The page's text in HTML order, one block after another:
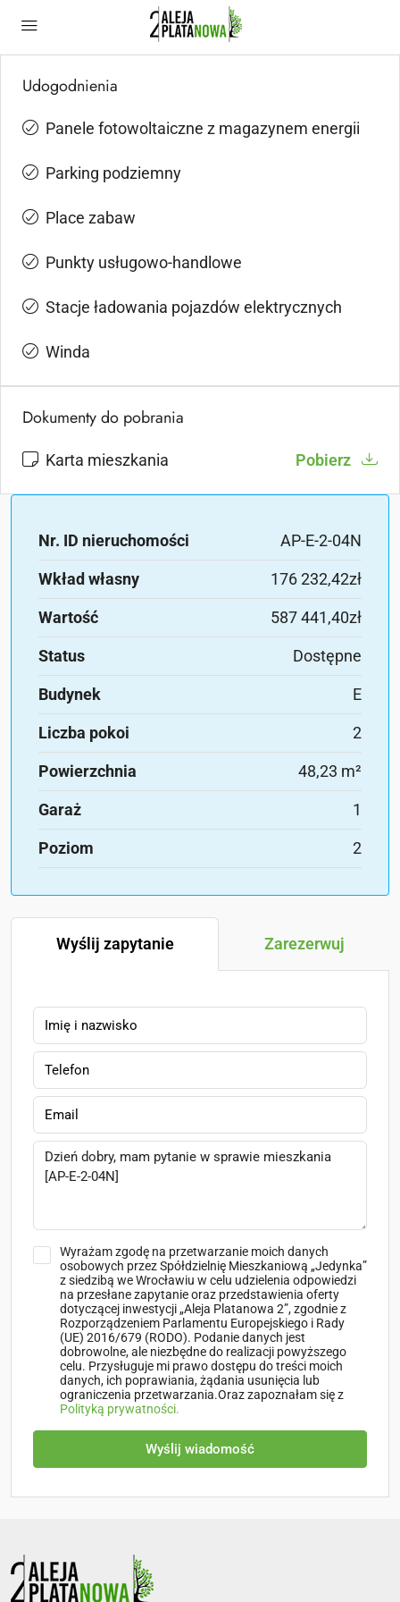
Udogodnienia
Panele fotowoltaiczne z magazynem energii
Parking podziemny
Place zabaw
Punkty usługowo-handlowe
Stacje ładowania pojazdów elektrycznych
Winda
Dokumenty do pobrania
Karta mieszkania Pobierz
Nr. ID nieruchomości AP-E-2-04N
Wkład własny 176 232,42zł
Wartość 587 441,40zł
Status Dostępne
Budynek E
Liczba pokoi 2
Powierzchnia 48,23 m²
Garaż 1
Poziom 2
Wyślij zapytanie Zarezerwuj
Wyrażam zgodę na przetwarzanie moich danych
osobowych przez Spółdzielnię Mieszkaniową „Jedynka”
z siedzibą we Wrocławiu w celu udzielenia odpowiedzi
na przesłane zapytanie oraz przedstawienia oferty
dotyczącej inwestycji „Aleja Platanowa 2”, zgodnie z
Rozporządzeniem Parlamentu Europejskiego i Rady
(UE) 2016/679 (RODO). Podanie danych jest
dobrowolne, ale niezbędne do realizacji powyższego
celu. Przysługuje mi prawo dostępu do treści moich
danych, ich poprawiania, żądania usunięcia lub
ograniczenia przetwarzania.Oraz zapoznałam się z
Polityką prywatności.
Wyślij wiadomość